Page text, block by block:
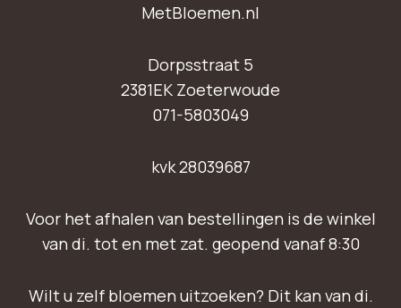
MetBloemen.nl
Dorpsstraat 5
2381EK Zoeterwoude
071-5803049
kvk 28039687
Voor het afhalen van bestellingen is de winkel
van di. tot en met zat. geopend vanaf 8:30
Wilt u zelf bloemen uitzoeken? Dit kan van di.